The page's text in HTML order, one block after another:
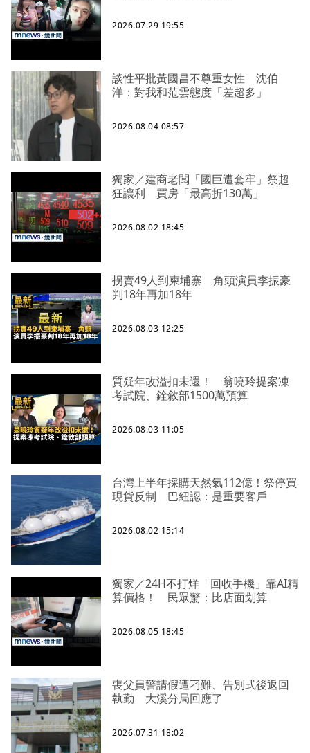
2026.07.29 19:55
談性平批黃國昌不尊重女性 沈伯
洋：對我和范雲態度「差超多」
2026.08.04 08:57
獨家／建商老闆「國巨遭套牢」祭超
狂讓利 買房「最高折130萬」
2026.08.02 18:45
拐賣49人到柬埔寨 角頭演員李振豪
判18年再加18年
2026.08.03 12:25
質疑年改溢扣未還！ 翁曉玲提案凍
考試院、銓敘部1500萬預算
2026.08.03 11:05
台灣上半年採購天然氣112億！祭停買
現貨反制 巴紐認：是重要客戶
2026.08.02 15:14
獨家／24H不打烊「回收手機」靠AI精
算價格！ 民眾驚：比店面划算
2026.08.05 18:45
喪父員警請假遭刁難、告別式後返回
執勤 大溪分局回應了
2026.07.31 18:02